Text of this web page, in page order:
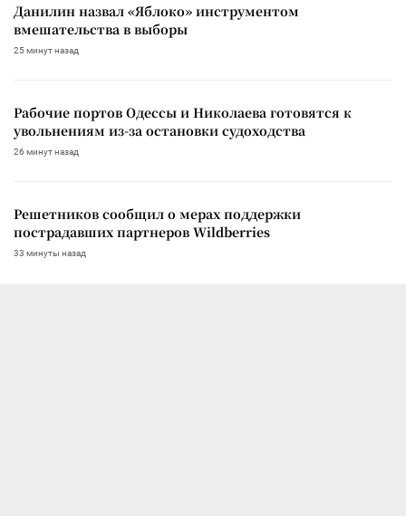
Данилин назвал «Яблоко» инструментом
вмешательства в выборы
25 минут назад
Рабочие портов Одессы и Николаева готовятся к
увольнениям из-за остановки судоходства
26 минут назад
Решетников сообщил о мерах поддержки
пострадавших партнеров Wildberries
33 минуты назад